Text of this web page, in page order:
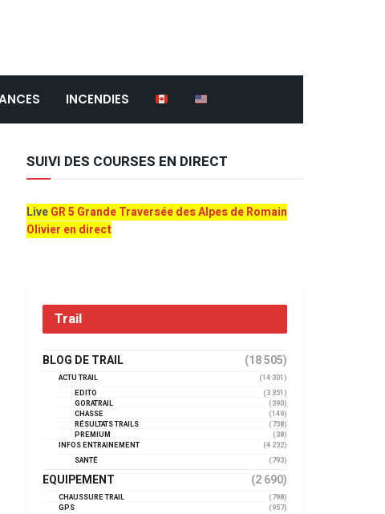
INCENDIES
SUIVI DES COURSES EN DIRECT
LiveGR 5 Grande Traversée des Alpes de Romain
Olivier en direct
Trail
BLOG DE TRAIL (18 505)
ACTU TRAIL
(14 301)
EDITO
(3 351)
GORATRAIL
(390)
CHASSE
(149)
RÉSULTATS TRAILS
(738)
PREMIUM
(38)
INFOS ENTRAINEMENT
(4 232)
SANTÉ
(793)
EQUIPEMENT (2 690)
CHAUSSURE TRAIL
(798)
GPS
(957)